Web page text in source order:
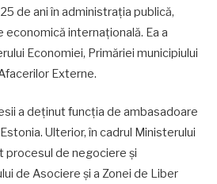
de ani în administrația publică,
internațională. Ea a
Economiei, Primăriei municipiului
Externe.
a deținut funcția de ambasadoare
Ulterior, în cadrul Ministerului
procesul de negociere și
de Asociere și a Zonei de Liber